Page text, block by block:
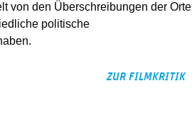
von den Überschreibungen der Orte
politische
ZUR FILMKRITIK